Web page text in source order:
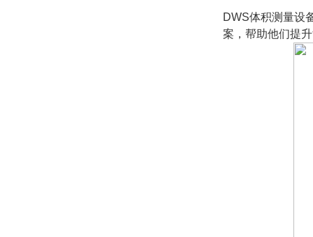
DWS体积测量设
案，帮助他们提